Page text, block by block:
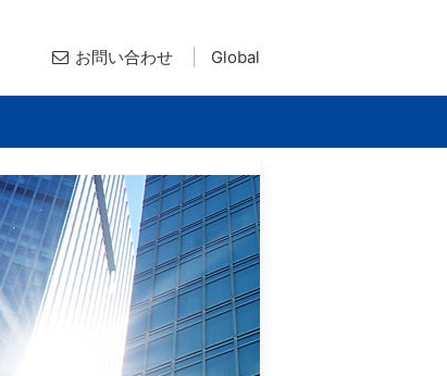
お問い合わせ Global